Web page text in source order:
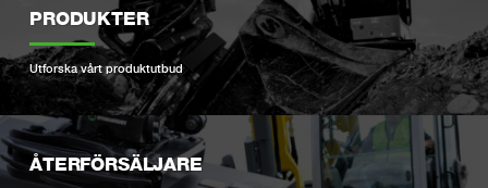
PRODUKTER
Utforska vårt produktutbud
ÅTERFÖRSÄLJARE